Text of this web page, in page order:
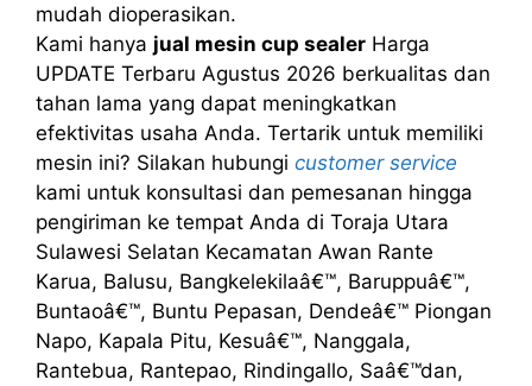
mudah dioperasikan.
Kami hanya jual mesin cup sealer Harga
UPDATE Terbaru Agustus 2026 berkualitas dan
tahan lama yang dapat meningkatkan
efektivitas usaha Anda. Tertarik untuk memiliki
mesin ini? Silakan hubungi customer service
kami untuk konsultasi dan pemesanan hingga
pengiriman ke tempat Anda di Toraja Utara
Sulawesi Selatan Kecamatan Awan Rante
Karua, Balusu, Bangkelekilaâ€™, Baruppuâ€™,
Buntaoâ€™, Buntu Pepasan, Dendeâ€™ Piongan
Napo, Kapala Pitu, Kesuâ€™, Nanggala,
Rantebua, Rantepao, Rindingallo, Saâ€™dan,